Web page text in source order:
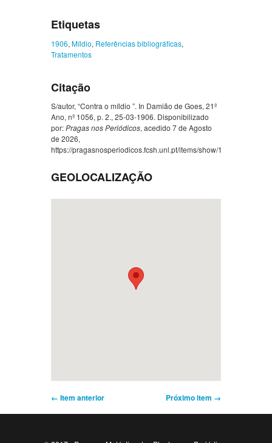
Etiquetas
1906, Míldio, Referências bibliográficas,
Tratamentos
Citação
S/autor, “Contra o míldio ”. In Damião de Goes, 21º
Ano, nº 1056, p. 2., 25-03-1906. Disponibilizado
por:Pragas nos Periódicos, acedido 7 de Agosto
de 2026,
https://pragasnosperiodicos.fcsh.unl.pt/items/show/1335
GEOLOCALIZAÇÃO
← Item anterior Próximo item →